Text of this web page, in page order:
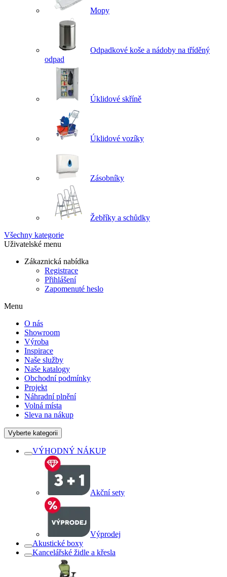
Mopy
Odpadkové koše a nádoby na tříděný
odpad
Úklidové skříně
Úklidové vozíky
Zásobníky
Žebříky a schůdky
Všechny kategorie
Uživatelské menu
Zákaznická nabídka
Registrace
Přihlášení
Zapomenuté heslo
Menu
O nás
Showroom
Výroba
Inspirace
Naše služby
Naše katalogy
Obchodní podmínky
Projekt
Náhradní plnění
Volná místa
Sleva na nákup
Vyberte kategorii
VÝHODNÝ NÁKUP
Akční sety
Výprodej
Akustické boxy
Kancelářské židle a křesla